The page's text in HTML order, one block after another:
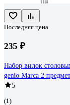
Последняя цена
235 ₽
Набор вилок
genio Marca 2
5
(1)